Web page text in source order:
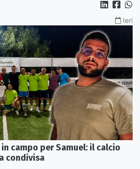
Ieri
campo per Samuel: il calcio
condivisa